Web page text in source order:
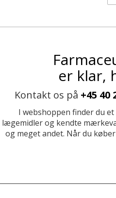
er klar,
Kontakt os på +45 40
I webshoppen finder du
lægemidler og kendte
og meget andet. Når du